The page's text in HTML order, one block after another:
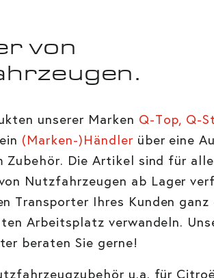
von
unserer Marken Q-Top, Q-
(Marken-)Händler über eine
Zubehör. Die Artikel sind für
Nutzfahrzeugen ab Lager
Transporter Ihres Kunden
Arbeitsplatz verwandeln.
beraten Sie gerne!
u.a. für